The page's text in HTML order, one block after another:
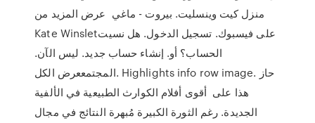
منزل كيت وينسليت. بيروت - ماغي عرض المزيد من
الحساب؟ أو. إنشاء حساب جديد. ليس الآن.
المجتمععرض الكل. Highlights info row image. حاز
هذا على أقوى أفلام الكوارث الطبيعية في الألفية
الجديدة. رغم الثورة الكبيرة مُبهرة النتائج في مجال